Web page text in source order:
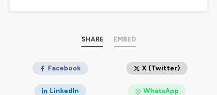
pour plus d'informations.
SHARE EMBED
Facebook X (Twitter)
LinkedIn WhatsApp